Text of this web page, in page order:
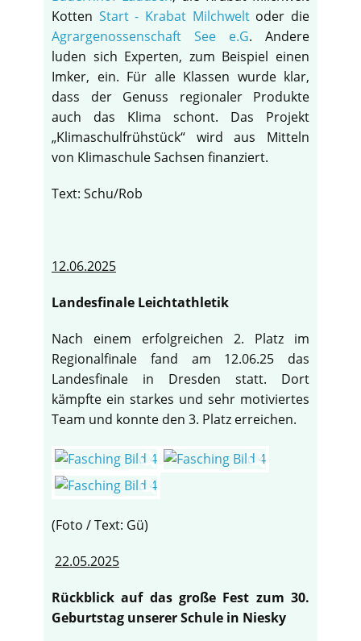
Kotten Start - Krabat Milchweltoder die
Agrargenossenschaft See e.G. Andere
luden sich Experten, zum Beispiel einen
Imker, ein. Für alle Klassen wurde klar,
dass der Genuss regionaler Produkte
auch das Klima schont. Das Projekt
„Klimaschulfrühstück“ wird aus Mitteln
von Klimaschule Sachsen finanziert.
Text: Schu/Rob
12.06.2025
Landesfinale Leichtathletik
Nach einem erfolgreichen 2. Platz im
Regionalfinale fand am 12.06.25 das
Landesfinale in Dresden statt. Dort
kämpfte ein starkes und sehr motiviertes
Team und konnte den 3. Platz erreichen.
(Foto / Text: Gü)
22.05.2025
Rückblick auf das große Fest zum 30.
Geburtstag unserer Schule in Niesky